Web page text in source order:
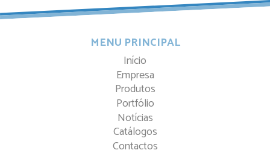
MENU PRINCIPAL
Início
Empresa
Produtos
Portfólio
Notícias
Catálogos
Contactos